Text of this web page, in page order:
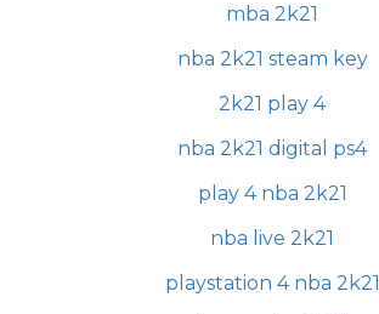
mba 2k21
nba 2k21 steam key
2k21 play 4
nba 2k21 digital ps4
play 4 nba 2k21
nba live 2k21
playstation 4 nba 2k21